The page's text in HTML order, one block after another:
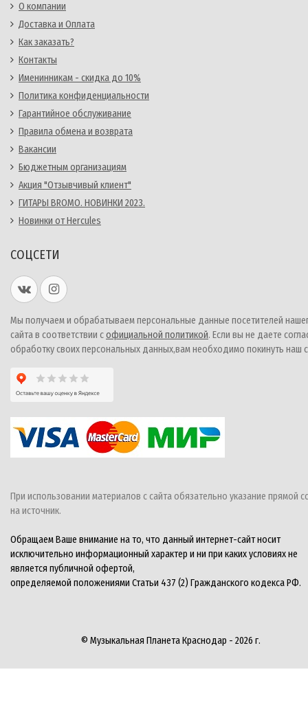
О компании
Доставка и Оплата
Как заказать?
Контакты
Именинникам - скидка до 10%
Политика конфиденциальности
Гарантийное обслуживание
Правила обмена и возврата
Вакансии
Бюджетным организациям
Акция "Отзывчивый клиент"
ГИТАРЫ BROMO. НОВИНКИ 2023.
Новинки от Hercules
СОЦСЕТИ
Мы получаем и обрабатываем персональные данные посетителей
сайта в соответствии софициальной политикой. Если вы не даете
обработку своих персональных данных,вам необходимо покинуть наш
При использовании материалов с сайта обязательно указание прямой
на источник.
Обращаем Ваше внимание на то, что данный интернет-сайт носит
исключительно информационный характер и ни при каких условиях не
является публичной офертой,
определяемой положениями Статьи 437 (2) Гражданского кодекса РФ.
© Музыкальная Планета Краснодар - 2026 г.